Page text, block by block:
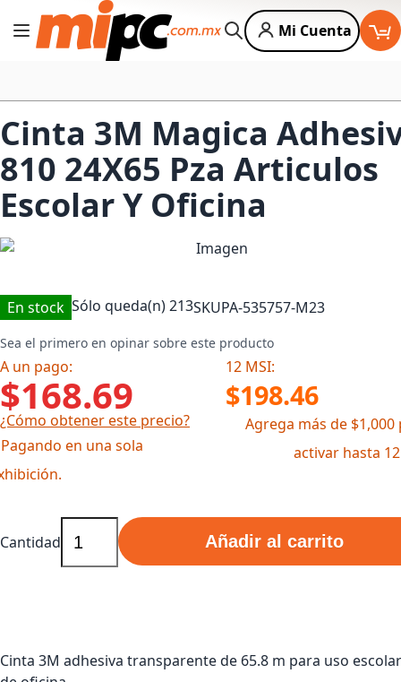
Cambiar Nav
Buscar
Mi Cuenta
Cinta 3M Magica
810 24X65 Pza Articulos
Escolar Y Oficina
En stock Sólo queda(n)213SKUPA-535757-M23
Sea el primero en opinar sobre este producto
A un pago: 12 MSI:
$168.69 $198.46
¿Cómo obtener este precio?
en una sola
Agrega más de $1,000
activar hasta
Cantidad Añadir al carrito
Cinta 3M adhesiva transparente de 65.8 m para uso